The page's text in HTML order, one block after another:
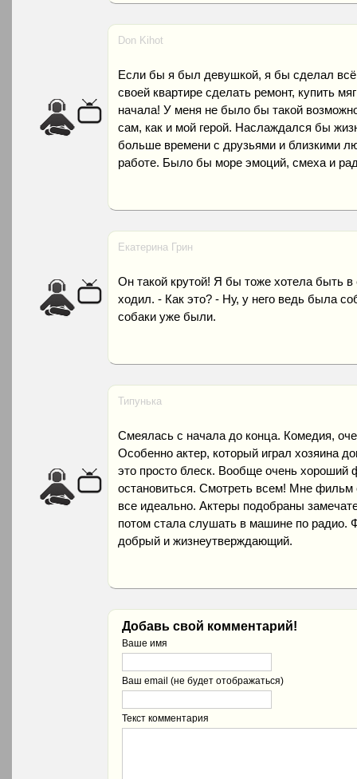
Don Kihot
Если бы я был девушкой, я бы сделал
своей квартире сделать ремонт, купить
начала! У меня не было бы такой
сам, как и мой герой. Наслаждался бы
больше времени с друзьями и близкими
работе. Было бы море эмоций, смеха и
Екатерина Грин
Он такой крутой! Я бы тоже хотела быть в
ходил. - Как это? - Ну, у него ведь была
собаки уже были.
Типунька
Смеялась с начала до конца. Комедия,
Особенно актер, который играл хозяина
это просто блеск. Вообще очень
остановиться. Смотреть всем! Мне фильм
все идеально. Актеры подобраны
потом стала слушать в машине по радио.
добрый и жизнеутверждающий.
Добавь свой комментарий!
Ваше имя
Ваш email (не будет отображаться)
Текст комментария